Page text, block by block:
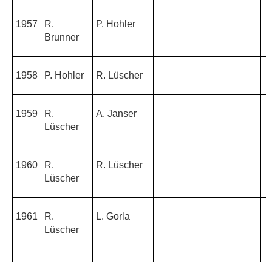
1957
R.
Brunner
P. Hohler
1958 P. Hohler R. Lüscher
1959
R.
Lüscher
A. Janser
1960
R.
Lüscher
R. Lüscher
1961
R.
Lüscher
L. Gorla